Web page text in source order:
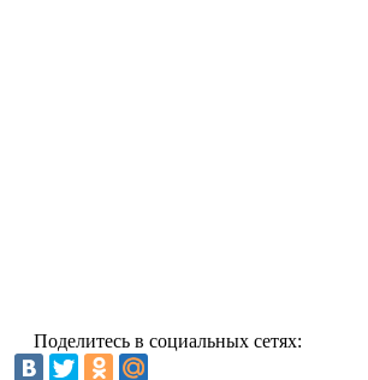
Поделитесь в социальных сетях: